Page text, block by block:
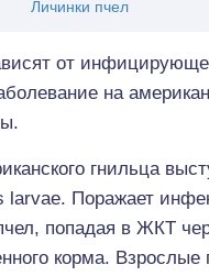
Личинки пчел
от
на
гнильца
larvae. Поражает
попадая в ЖКТ
корма. Взрослые